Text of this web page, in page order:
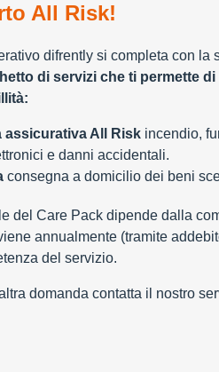
All Risk!
difrently si completa con la
di servizi che ti permette
assicurativa All Riskincendio,
e danni accidentali.
consegna a domicilio dei beni
del Care Pack dipende dalla
annualmente (tramite
del servizio.
domanda contatta il nostro